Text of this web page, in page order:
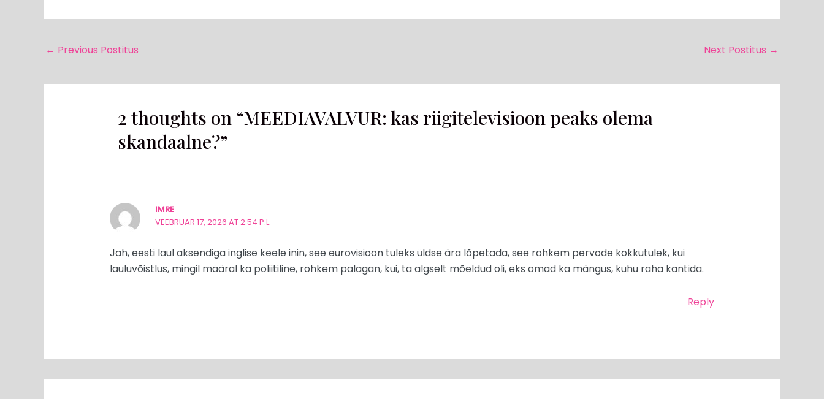
← Previous Postitus Next Postitus →
2 thoughts on “MEEDIAVALVUR: kas riigitelevisioon peaks olema
skandaalne?”
IMRE
VEEBRUAR 17, 2026 AT 2:54 P.L.
Jah, eesti laul aksendiga inglise keele inin, see eurovisioon tuleks üldse ära lõpetada, see rohkem pervode kokkutulek, kui
lauluvõistlus, mingil määral ka poliitiline, rohkem palagan, kui, ta algselt mõeldud oli, eks omad ka mängus, kuhu raha kantida.
Reply